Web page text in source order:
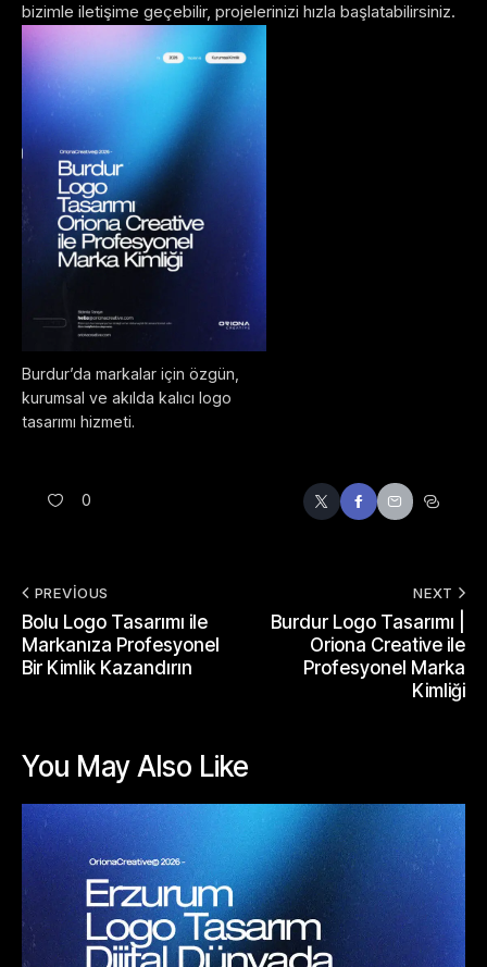
bizimle iletişime geçebilir, projelerinizi hızla başlatabilirsiniz.
Burdur’da markalar için özgün,
kurumsal ve akılda kalıcı logo
tasarımı hizmeti.
0
PREVIOUS
Bolu Logo Tasarımı ile
Markanıza Profesyonel
Bir Kimlik Kazandırın
NEXT
Burdur Logo Tasarımı |
Oriona Creative ile
Profesyonel Marka
Kimliği
You May Also Like